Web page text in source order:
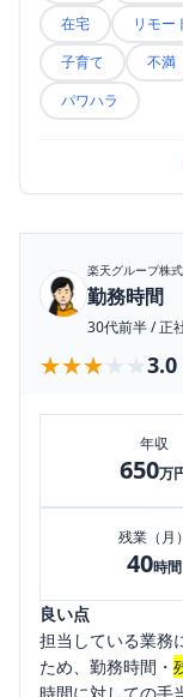
在宅
リモー
子育て
不満
パワハラ
楽天グループ株
勤務時間
30代前半/正
★★★★★
★★★★★ 3.0
年収
650万
残業（月）
40時間
良い点
担当している業務
ため、勤務時間・